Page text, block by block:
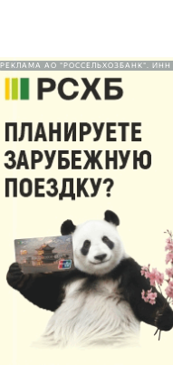
РЕКЛАМА АО "РОССЕЛЬХОЗБАНК". ИНН